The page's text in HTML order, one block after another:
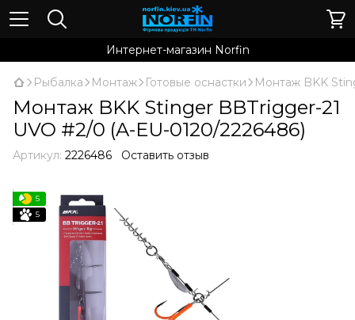
Интернет-магазин Norfin
Рыбалка Монтаж Готовые оснастки Монтаж BKK
Монтаж BKK Stinger BBTrigger-21
UVO #2/0 (A-EU-0120/2226486)
Артикул: 2226486 Оставить отзыв
5
5